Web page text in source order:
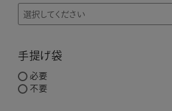
手提げ袋
必要
不要